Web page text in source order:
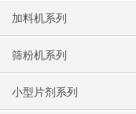
加料机系列
筛粉机系列
小型片剂系列